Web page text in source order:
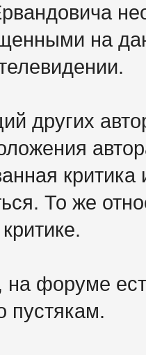
на
других
То же
форуме
пустякам.